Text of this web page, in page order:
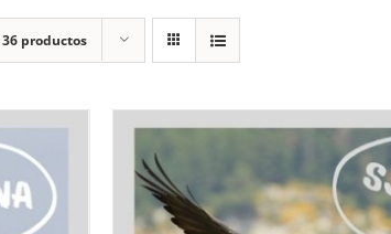
36 productos